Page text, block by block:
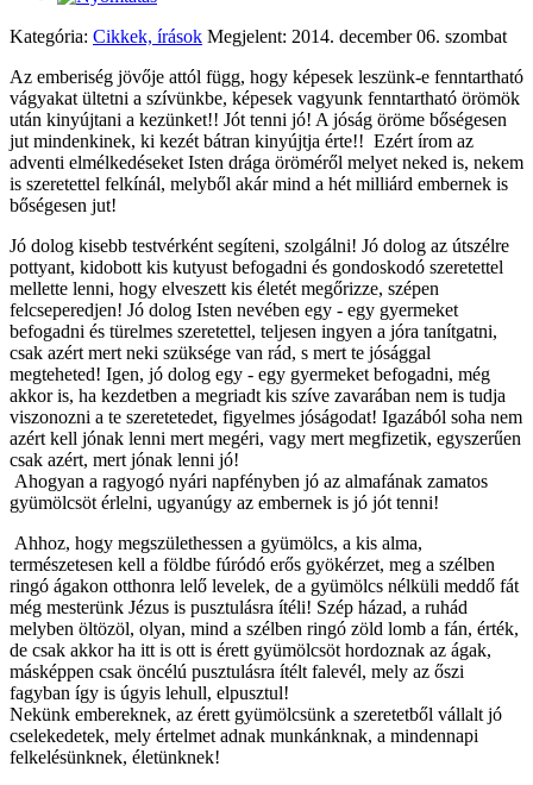
Kategória: Cikkek, írások Megjelent: 2014. december 06. szombat
Az emberiség jövője attól függ, hogy képesek leszünk-e fenntartható
vágyakat ültetni a szívünkbe, képesek vagyunk fenntartható örömök
után kinyújtani a kezünket!! Jót tenni jó! A jóság öröme bőségesen
jut mindenkinek, ki kezét bátran kinyújtja érte!! Ezért írom az
adventi elmélkedéseket Isten drága öröméről melyet neked is, nekem
is szeretettel felkínál, melyből akár mind a hét milliárd embernek is
bőségesen jut!
Jó dolog kisebb testvérként segíteni, szolgálni! Jó dolog az útszélre
pottyant, kidobott kis kutyust befogadni és gondoskodó szeretettel
mellette lenni, hogy elveszett kis életét megőrizze, szépen
felcseperedjen! Jó dolog Isten nevében egy - egy gyermeket
befogadni és türelmes szeretettel, teljesen ingyen a jóra tanítgatni,
csak azért mert neki szüksége van rád, s mert te jósággal
megteheted! Igen, jó dolog egy - egy gyermeket befogadni, még
akkor is, ha kezdetben a megriadt kis szíve zavarában nem is tudja
viszonozni a te szeretetedet, figyelmes jóságodat! Igazából soha nem
azért kell jónak lenni mert megéri, vagy mert megfizetik, egyszerűen
csak azért, mert jónak lenni jó!
Ahogyan a ragyogó nyári napfényben jó az almafának zamatos
gyümölcsöt érlelni, ugyanúgy az embernek is jó jót tenni!
Ahhoz, hogy megszülethessen a gyümölcs, a kis alma,
természetesen kell a földbe fúródó erős gyökérzet, meg a szélben
ringó ágakon otthonra lelő levelek, de a gyümölcs nélküli meddő fát
még mesterünk Jézus is pusztulásra ítéli! Szép házad, a ruhád
melyben öltözöl, olyan, mind a szélben ringó zöld lomb a fán, érték,
de csak akkor ha itt is ott is érett gyümölcsöt hordoznak az ágak,
másképpen csak öncélú pusztulásra ítélt falevél, mely az őszi
fagyban így is úgyis lehull, elpusztul!
Nekünk embereknek, az érett gyümölcsünk a szeretetből vállalt jó
cselekedetek, mely értelmet adnak munkánknak, a mindennapi
felkelésünknek, életünknek!